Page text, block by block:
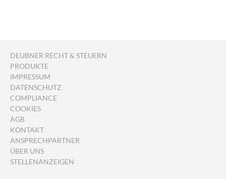
DEUBNER RECHT & STEUERN
PRODUKTE
IMPRESSUM
DATENSCHUTZ
COMPLIANCE
COOKIES
AGB
KONTAKT
ANSPRECHPARTNER
ÜBER UNS
STELLENANZEIGEN